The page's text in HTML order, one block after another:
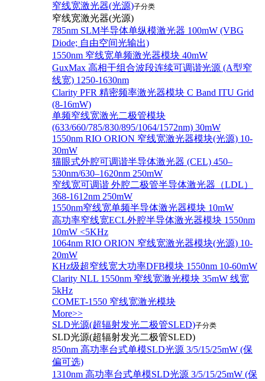
窄线宽激光器(光源)子分类
窄线宽激光器(光源)
785nm SLM半导体单纵模激光器 100mW (VBG
Diode; 自由空间光输出)
1550nm 窄线宽单频激光器模块 40mW
GuxMax 高相干组合波段连续可调谐光源 (A型窄
线宽) 1250-1630nm
Clarity PFR 精密频率激光器模块 C Band ITU Grid
(8-16mW)
单频窄线宽激光二极管模块
(633/660/785/830/895/1064/1572nm) 30mW
1550nm RIO ORION 窄线宽激光器模块(光源) 10-
30mW
猫眼式外腔可调谐半导体激光器 (CEL) 450–
530nm/630–1620nm 250mW
窄线宽可调谐 外腔二极管半导体激光器（LDL）
368-1612nm 250mW
1550nm窄线宽单频半导体激光器模块 10mW
高功率窄线宽ECL外腔半导体激光器模块 1550nm
10mW <5KHz
1064nm RIO ORION 窄线宽激光器模块(光源) 10-
20mW
KHz级超窄线宽大功率DFB模块 1550nm 10-60mW
Clarity NLL 1550nm 窄线宽激光模块 35mW 线宽
5kHz
COMET-1550 窄线宽激光模块
More>>
SLD光源(超辐射发光二极管SLED)子分类
SLD光源(超辐射发光二极管SLED)
850nm 高功率台式单模SLD光源 3/5/15/25mW (保
偏可选)
1310nm 高功率台式单模SLD光源 3/5/15/25mW (保